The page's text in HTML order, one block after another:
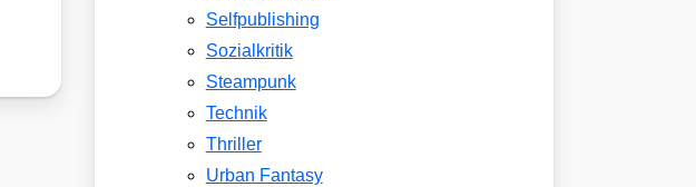
Selfpublishing
Sozialkritik
Steampunk
Technik
Thriller
Urban Fantasy